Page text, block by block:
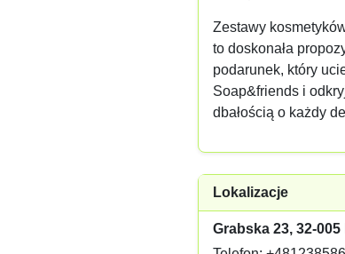
Zestawy
to doskonała
podarunek, który
Soap&friends i
dbałością o każdy
Lokalizacje
Grabska 23, 32-